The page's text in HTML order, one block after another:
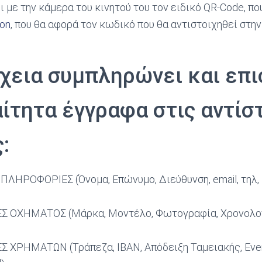
με την κάμερα του κινητού του τον ειδικό QR-Code,
, που θα αφορά τον κωδικό που θα αντιστοιχηθεί
συμπληρώνει και
έγγραφα στις
(Όνομα, Επώνυμο, Διεύθυνση, email, τηλ,
ΟΧΗΜΑΤΟΣ (Μάρκα, Μοντέλο, Φωτογραφία,
(Τράπεζα, IBAN, Απόδειξη Ταμειακής,